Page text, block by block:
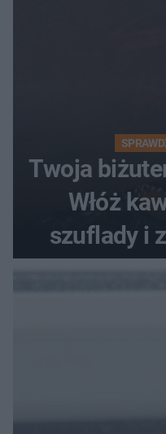
Twoja
Włóż
szuflady i